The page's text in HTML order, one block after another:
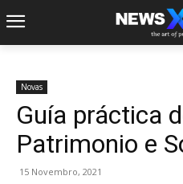
Novas
Guía práctica
Patrimonio e
15 Novembro, 2021